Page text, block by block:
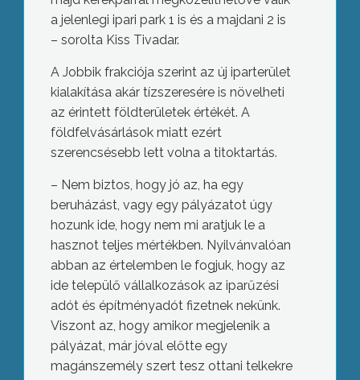
a jelenlegi ipari park 1 is és a majdani 2 is
– sorolta Kiss Tivadar.
A Jobbik frakciója szerint az új iparterület
kialakítása akár tízszeresére is növelheti
az érintett földterületek értékét. A
földfelvásárlások miatt ezért
szerencsésebb lett volna a titoktartás.
– Nem biztos, hogy jó az, ha egy
beruházást, vagy egy pályázatot úgy
hozunk ide, hogy nem mi aratjuk le a
hasznot teljes mértékben. Nyilvánvalóan
abban az értelemben le fogjuk, hogy az
ide települő vállalkozások az iparűzési
adót és építményadót fizetnek nekünk.
Viszont az, hogy amikor megjelenik a
pályázat, már jóval előtte egy
magánszemély szert tesz ottani telkekre